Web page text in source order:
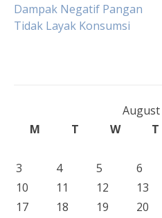
Post
Dampak Negatif Pangan
Tidak Layak Konsumsi
August
M
T W T
3
4 5 6
10
11 12 13
17
18 19 20